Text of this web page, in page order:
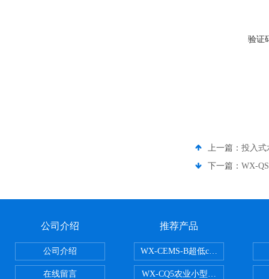
验证
上一篇： 投入式
下一篇： WX-
公司介绍
公司介绍
在线留言
推荐产品
WX-CEMS-B超低cems烟气监测系
WX-CQ5农业小型气象站